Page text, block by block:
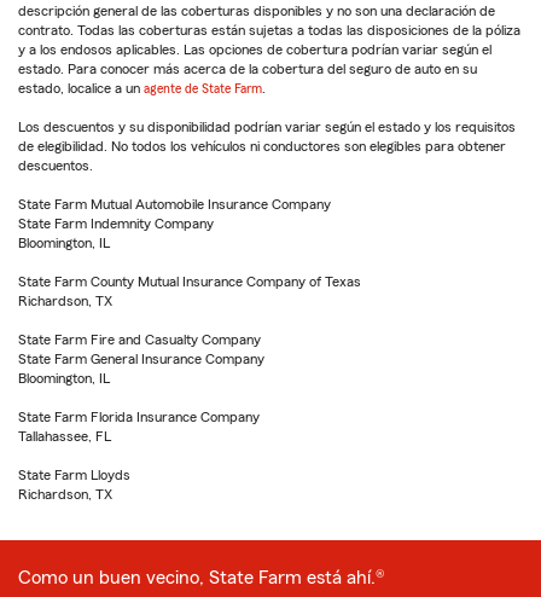
descripción general de las coberturas disponibles y no son una declaración de
contrato. Todas las coberturas están sujetas a todas las disposiciones de la póliza
y a los endosos aplicables. Las opciones de cobertura podrían variar según el
estado. Para conocer más acerca de la cobertura del seguro de auto en su
estado, localice a un agente de State Farm
Los descuentos y su disponibilidad podrían variar según el estado y los requisitos
de elegibilidad. No todos los vehículos ni conductores son elegibles para obtener
descuentos.
State Farm Mutual Automobile Insurance Company
State Farm Indemnity Company
Bloomington, IL
State Farm County Mutual Insurance Company of Texas
Richardson, TX
State Farm Fire and Casualty Company
State Farm General Insurance Company
Bloomington, IL
State Farm Florida Insurance Company
Tallahassee, FL
State Farm Lloyds
Richardson, TX
Como un buen vecino, State Farm está ahí.®